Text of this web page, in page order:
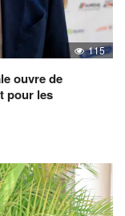
115
ouvre de
pour les